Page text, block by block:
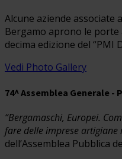
Alcune aziende
Bergamo aprono le porte
decima edizione del “PMI
Vedi Photo Gallery
74^ Assemblea Generale -
“Bergamaschi, Europei.
fare delle imprese artigiane
dell’Assemblea Pubblica